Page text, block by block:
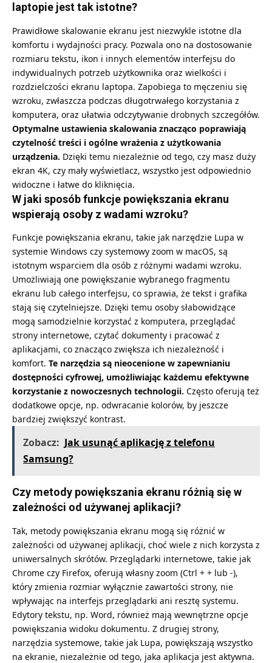
laptopie jest tak istotne?
Prawidłowe skalowanie ekranu jest niezwykle istotne dla
komfortu i wydajności pracy. Pozwala ono na dostosowanie
rozmiaru tekstu, ikon i innych elementów interfejsu do
indywidualnych potrzeb użytkownika oraz wielkości i
rozdzielczości ekranu laptopa. Zapobiega to męczeniu się
wzroku, zwłaszcza podczas długotrwałego korzystania z
komputera, oraz ułatwia odczytywanie drobnych szczegółów.
Optymalne ustawienia skalowania znacząco poprawiają
czytelność treści i ogólne wrażenia z użytkowania
urządzenia. Dzięki temu niezależnie od tego, czy masz duży
ekran 4K, czy mały wyświetlacz, wszystko jest odpowiednio
widoczne i łatwe do kliknięcia.
W jaki sposób funkcje powiększania ekranu
wspierają osoby z wadami wzroku?
Funkcje powiększania ekranu, takie jak narzędzie Lupa w
systemie Windows czy systemowy zoom w macOS, są
istotnym wsparciem dla osób z różnymi wadami wzroku.
Umożliwiają one powiększanie wybranego fragmentu
ekranu lub całego interfejsu, co sprawia, że tekst i grafika
stają się czytelniejsze. Dzięki temu osoby słabowidzące
mogą samodzielnie korzystać z komputera, przeglądać
strony internetowe, czytać dokumenty i pracować z
aplikacjami, co znacząco zwiększa ich niezależność i
komfort. Te narzędzia są nieocenione w zapewnianiu
dostępności cyfrowej, umożliwiając każdemu efektywne
korzystanie z nowoczesnych technologii. Często oferują też
dodatkowe opcje, np. odwracanie kolorów, by jeszcze
bardziej zwiększyć kontrast.
Zobacz: Jak usunąć aplikację z telefonu
Samsung?
Czy metody powiększania ekranu różnią się w
zależności od używanej aplikacji?
Tak, metody powiększania ekranu mogą się różnić w
zależności od używanej aplikacji, choć wiele z nich korzysta z
uniwersalnych skrótów. Przeglądarki internetowe, takie jak
Chrome czy Firefox, oferują własny zoom (Ctrl + + lub -),
który zmienia rozmiar wyłącznie zawartości strony, nie
wpływając na interfejs przeglądarki ani resztę systemu.
Edytory tekstu, np. Word, również mają wewnętrzne opcje
powiększania widoku dokumentu. Z drugiej strony,
narzędzia systemowe, takie jak Lupa, powiększają wszystko
na ekranie, niezależnie od tego, jaka aplikacja jest aktywna.